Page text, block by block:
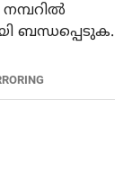
ബന്ധപ്പെടുക.